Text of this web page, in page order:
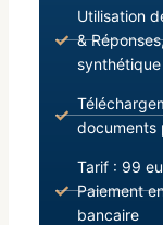
Utilisation
&
documents
Tarif : 99
Paiement
bancaire